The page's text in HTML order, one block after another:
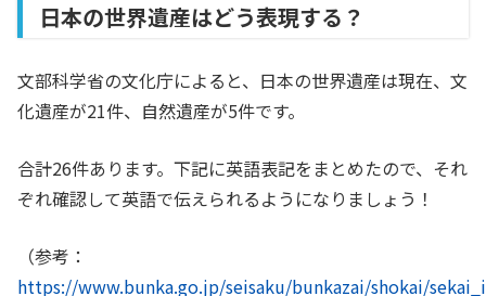
日本の世界遺産はどう表現する？
文部科学省の文化庁によると、日本の世界遺産は現在、文
化遺産が21件、自然遺産が5件です。
合計26件あります。下記に英語表記をまとめたので、それ
ぞれ確認して英語で伝えられるようになりましょう！
（参考：
https://www.bunka.go.jp/seisaku/bunkazai/shokai/